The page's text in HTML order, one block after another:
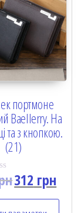
портмоне
Baellerry. На
та з кнопкою.
(21)
312 грн